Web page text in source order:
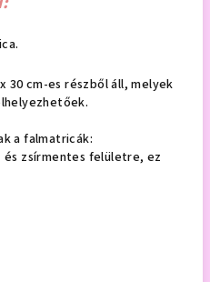
30 cm-es részből áll, melyek
a falmatricák:
zsírmentes felületre, ez